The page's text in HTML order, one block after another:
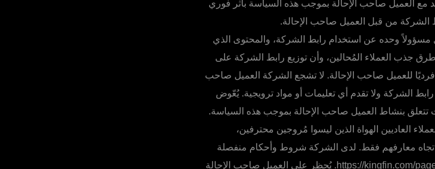
مع العميل صاحب الإحالة بموجب هذه السياسة بأثر فوري
من قبل العميل صاحب الإحالة.
مسؤولاً وحده عن استخدام رابط الشركة، والمحتوى الذي
جذب العملاء المُحالين، وأن توزيع رابط الشركة على
فرديًا للعميل صاحب الإحالة. لا تشجع الشركة العميل صاحب
رابط الشركة ولا تقدم أي تعليمات أو مواد ترويجية. يُعّوض
تتعلق بنشاط العميل صاحب الإحالة بموجب هذه السياسة.
العاديين الهواة الذين ليسوا مُروجين محترفين،
تجاه معارفهم فقط. لدى الشركة شروط وأحكام منفصلة
لشركائها محترفي الترويج متاحة على: https://kingfin.com/page/terms. يُحظر على العميل صاحب الإحالة